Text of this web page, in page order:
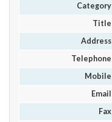
Category
Title
Address
Telephone
Mobile
Email
Fax